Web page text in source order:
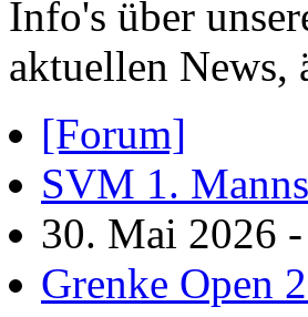
Info's über
aktuellen
[Forum]
SVM 1.
30. Mai 2026
Grenke Open